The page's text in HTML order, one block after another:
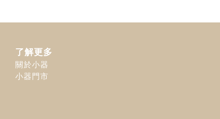
了解更多
關於小器
小器門市